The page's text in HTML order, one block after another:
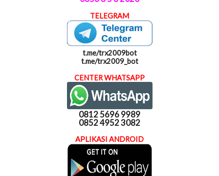
TELEGRAM
t.me/trx2009bot
t.me/trx2009_bot
CENTER WHATSAPP
0812 5696 9989
0852 4952 3082
APLIKASI ANDROID